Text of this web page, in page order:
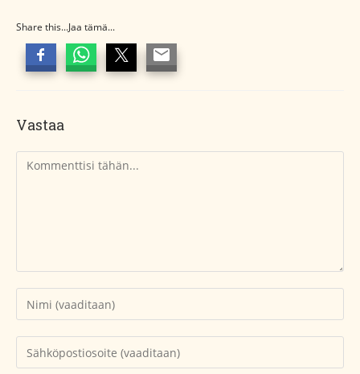
Share this...Jaa tämä...
Vastaa
Kommentti
Kirjoita
nimesi
tai
käyttäjätunnuksesi
Kirjoita
sähköpostiosoitteesi